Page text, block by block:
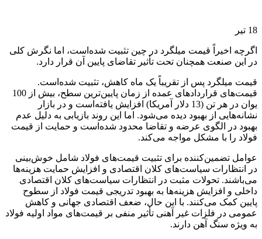
18 تیر
اگرچه اخیراً قیمت‌ میلگرد در چین تثبیت شده‌است، اما نگرش کلی
در این صنعت همچنان تحت تأثیر تقاضای پایین آن قرار دارد.
قیمت‌ میلگرد پس از تقریباً یک ماه کاهش، تثبیت شده‌است.
قیمت‌های قراردادهای عمده از زمان پایین‌ترین سطح، بیش از 100
یوان در هر تن (13 دلار آمریکا) افزایش یافته‌است و در بازار
نشانه‌هایی از بهبود دیده می‌شود. اما این روند بازیابی به دلیل عدم
بهبود در الگوی عرضه و تقاضا محدود شده‌است و حمایت از قیمت
فولاد را با مشکل مواجه می‌کند.
عوامل تضمین‌کننده برای تثبیت قیمت‌های فولاد شامل خوش‌بینی
در انتظارات سیاست‌های کلان اقتصادی و افزایش حمایت هزینه‌ها
می‌باشند. تحولات مثبت در انتظارات سیاست‌های کلان اقتصادی
داخلی و افزایش هزینه‌ها به بهبود تدریجی قیمت‌ فولاد از سطوح
پایین کمک می‌کنند. با این حال، ضعف اقتصادی جهانی و کاهش
عمومی در فلزات غیر آهنی تأثیر منفی بر قیمت‌های مواد اولیه فولاد
به ویژه سنگ آهن دارند.